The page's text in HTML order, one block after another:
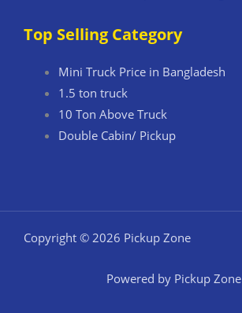
Top Selling Category
Mini Truck Price in Bangladesh
1.5 ton truck
10 Ton Above Truck
Double Cabin/ Pickup
Copyright © 2026 Pickup Zone
Powered by Pickup Zone